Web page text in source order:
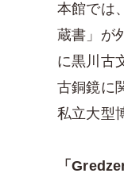
本館では
蔵書」が
に黒川古
古銅鏡に
私立大型
「